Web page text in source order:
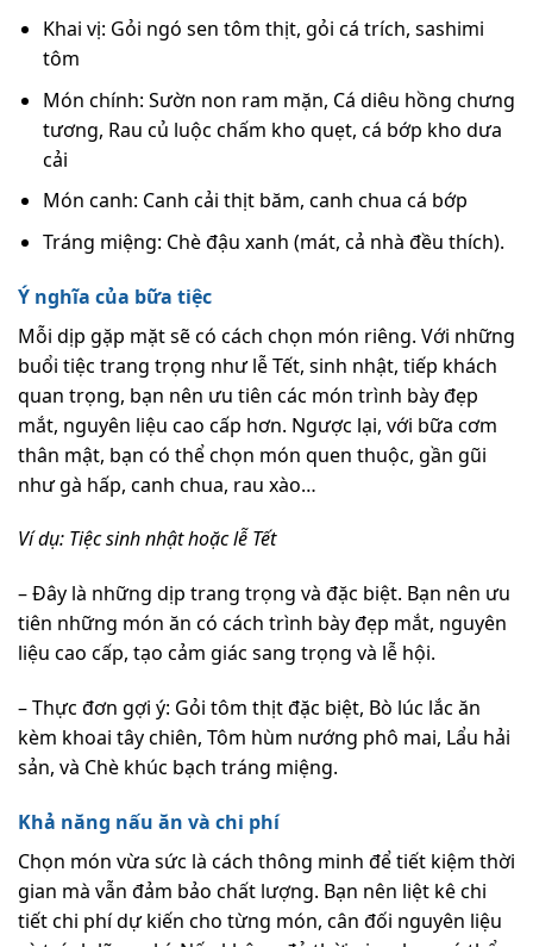
Khai vị: Gỏi ngó sen tôm thịt, gỏi cá trích, sashimi
tôm
Món chính: Sườn non ram mặn, Cá diêu hồng chưng
tương, Rau củ luộc chấm kho quẹt, cá bớp kho dưa
cải
Món canh: Canh cải thịt băm, canh chua cá bớp
Tráng miệng: Chè đậu xanh (mát, cả nhà đều thích).
Ý nghĩa của bữa tiệc
Mỗi dịp gặp mặt sẽ có cách chọn món riêng. Với những
buổi tiệc trang trọng như lễ Tết, sinh nhật, tiếp khách
quan trọng, bạn nên ưu tiên các món trình bày đẹp
mắt, nguyên liệu cao cấp hơn. Ngược lại, với bữa cơm
thân mật, bạn có thể chọn món quen thuộc, gần gũi
như gà hấp, canh chua, rau xào…
Ví dụ: Tiệc sinh nhật hoặc lễ Tết
– Đây là những dịp trang trọng và đặc biệt. Bạn nên ưu
tiên những món ăn có cách trình bày đẹp mắt, nguyên
liệu cao cấp, tạo cảm giác sang trọng và lễ hội.
– Thực đơn gợi ý: Gỏi tôm thịt đặc biệt, Bò lúc lắc ăn
kèm khoai tây chiên, Tôm hùm nướng phô mai, Lẩu hải
sản, và Chè khúc bạch tráng miệng.
Khả năng nấu ăn và chi phí
Chọn món vừa sức là cách thông minh để tiết kiệm thời
gian mà vẫn đảm bảo chất lượng. Bạn nên liệt kê chi
tiết chi phí dự kiến cho từng món, cân đối nguyên liệu